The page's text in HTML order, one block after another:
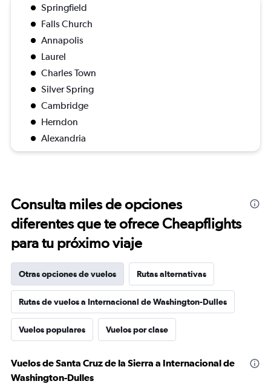
Springfield
Falls Church
Annapolis
Laurel
Charles Town
Silver Spring
Cambridge
Herndon
Alexandria
Consulta miles de opciones
diferentes que te ofrece Cheapflights
para tu próximo viaje
Otras opciones de vuelos Rutas alternativas
Rutas de vuelos a Internacional de Washington-Dulles
Vuelos populares Vuelos por clase
Vuelos de Santa Cruz de la Sierra a Internacional de
Washington-Dulles